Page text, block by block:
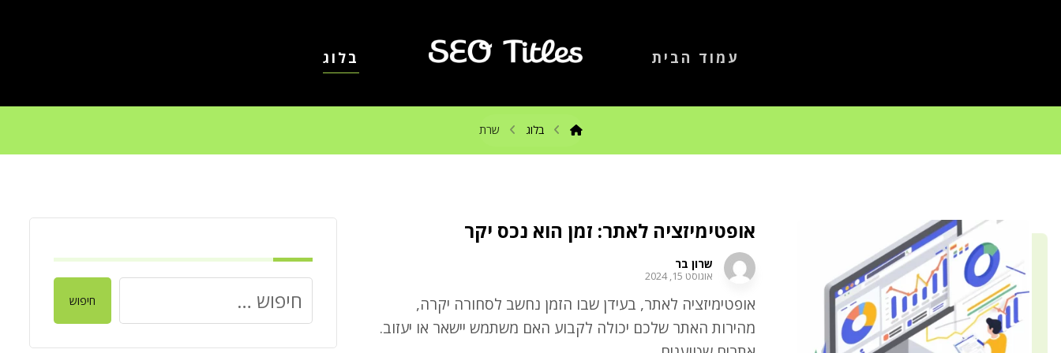
בלוג עמוד הבית
בלוג שרת
אופטימיזציה לאתר: זמן הוא נכס יקר
שרון בר
אוגוסט 15, 2024
אופטימיזציה לאתר, בעידן שבו הזמן נחשב לסחורה יקרה,
מהירות האתר שלכם יכולה לקבוע האם משתמש יישאר או יעזוב.
חיפוש